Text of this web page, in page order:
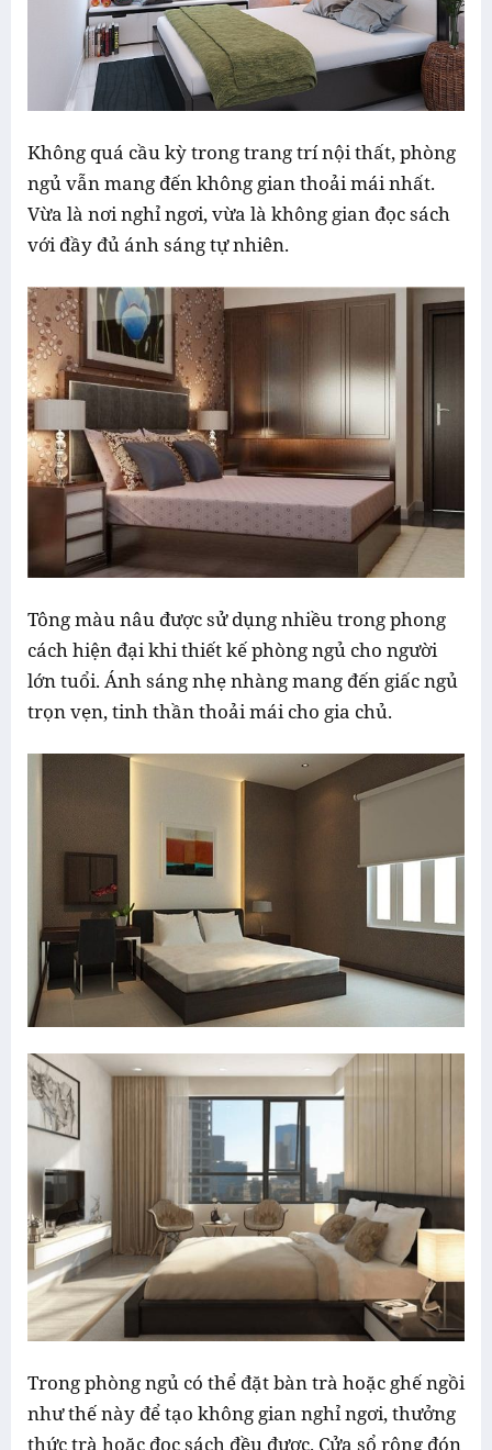
Không quá cầu kỳ trong trang trí nội thất, phòng
ngủ vẫn mang đến không gian thoải mái nhất.
Vừa là nơi nghỉ ngơi, vừa là không gian đọc sách
với đầy đủ ánh sáng tự nhiên.
Tông màu nâu được sử dụng nhiều trong phong
cách hiện đại khi thiết kế phòng ngủ cho người
lớn tuổi. Ánh sáng nhẹ nhàng mang đến giấc ngủ
trọn vẹn, tinh thần thoải mái cho gia chủ.
Trong phòng ngủ có thể đặt bàn trà hoặc ghế ngồi
như thế này để tạo không gian nghỉ ngơi, thưởng
thức trà hoặc đọc sách đều được. Cửa sổ rộng đón